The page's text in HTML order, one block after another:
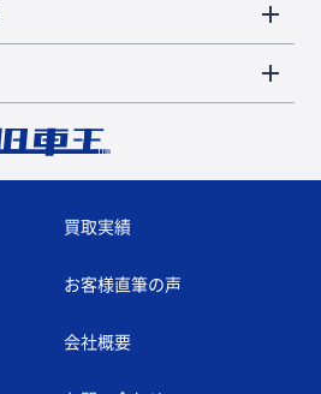
買取実績
お客様直筆の声
会社概要